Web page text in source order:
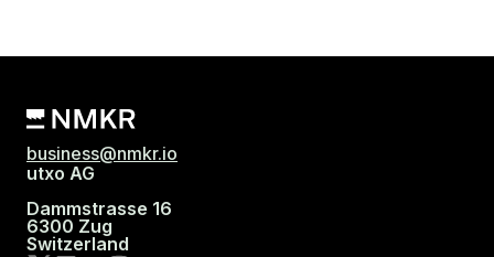
business@nmkr.io
utxo AG
Dammstrasse 16
6300 Zug
Switzerland